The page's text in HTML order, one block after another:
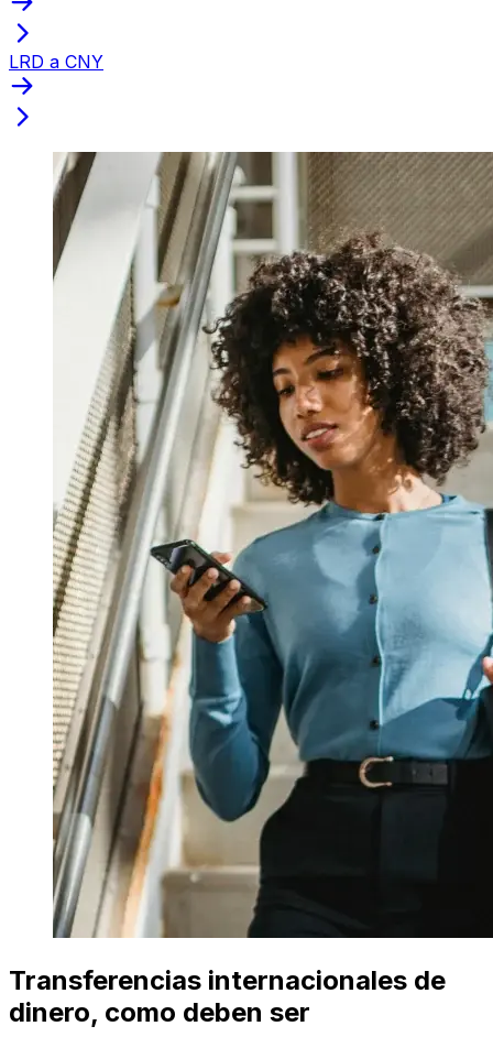
LRD a CNY
Transferencias internacionales de
dinero, como deben ser